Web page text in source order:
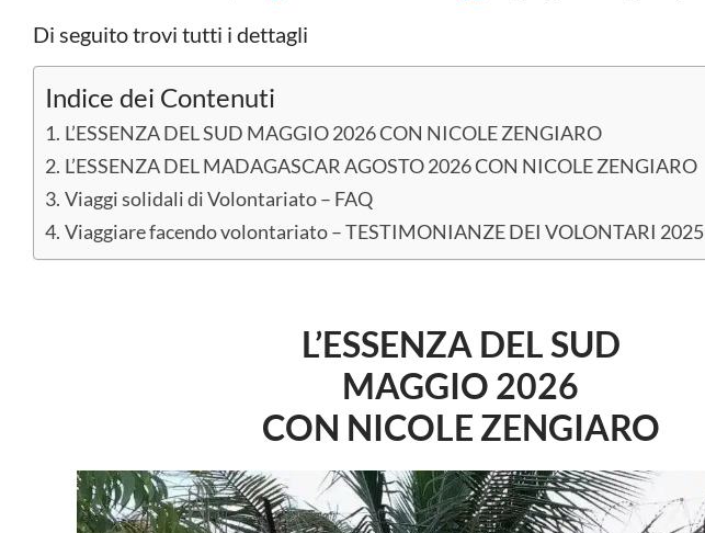
Di seguito trovi tutti i dettagli
Indice dei Contenuti
L’ESSENZA DEL SUD MAGGIO 2026 CON NICOLE ZENGIARO
L’ESSENZA DEL MADAGASCAR AGOSTO 2026 CON NICOLE ZENGIARO
Viaggi solidali di Volontariato – FAQ
Viaggiare facendo volontariato – TESTIMONIANZE DEI VOLONTARI 2025
L’ESSENZA DEL SUD
MAGGIO 2026
CON NICOLE ZENGIARO